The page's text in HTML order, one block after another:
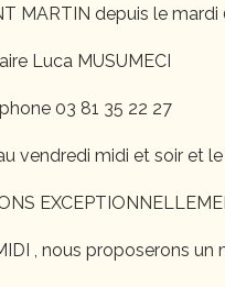
MARTIN depuis le
Luca MUSUMECI
03 81 35 22 27
vendredi midi et soir et
, nous proposerons